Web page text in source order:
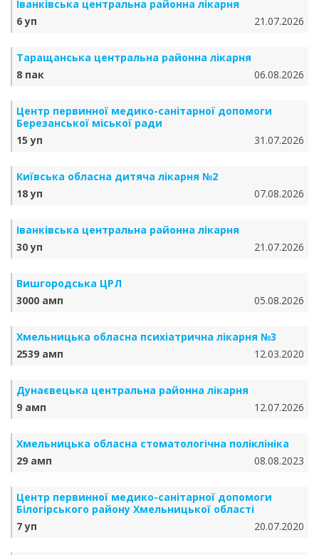
Іванківська центральна районна лікарня
6 уп
21.07.2026
Таращанська центральна районна лікарня
8 пак
06.08.2026
Центр первинної медико-санітарної допомоги
Березанської міської ради
15 уп
31.07.2026
Київська обласна дитяча лікарня №2
18 уп
07.08.2026
Іванківська центральна районна лікарня
30 уп
21.07.2026
Вишгородська ЦРЛ
3000 амп
05.08.2026
Хмельницька обласна психіатрична лікарня №3
2539 амп
12.03.2020
Дунаєвецька центральна районна лікарня
9 амп
12.07.2026
Хмельницька обласна стоматологічна поліклініка
29 амп
08.08.2023
Центр первинної медико-санітарної допомоги
Білогірського району Хмельницької області
7 уп
20.07.2020